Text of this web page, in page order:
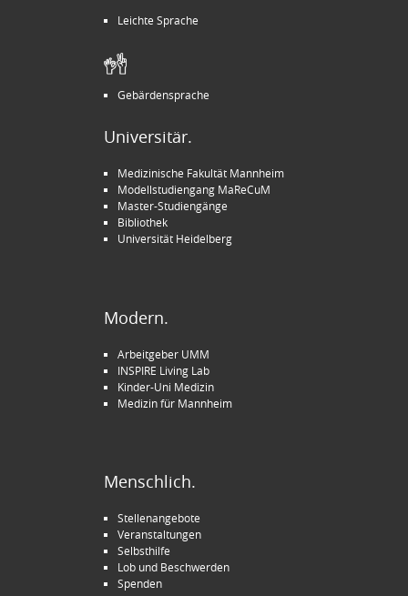
Leichte Sprache
Gebärdensprache
Universitär.
Medizinische Fakultät Mannheim
Modellstudiengang MaReCuM
Master-Studiengänge
Bibliothek
Universität Heidelberg
Modern.
Arbeitgeber UMM
INSPIRE Living Lab
Kinder-Uni Medizin
Medizin für Mannheim
Menschlich.
Stellenangebote
Veranstaltungen
Selbsthilfe
Lob und Beschwerden
Spenden